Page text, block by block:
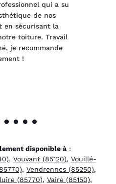
qui a su
de nos
en sécurisant la
toiture. Travail
je recommande
!
disponible à:
, Vouvant (85120), Vouillé-
, Vendrennes (85250),
(85770), Vairé (85150),